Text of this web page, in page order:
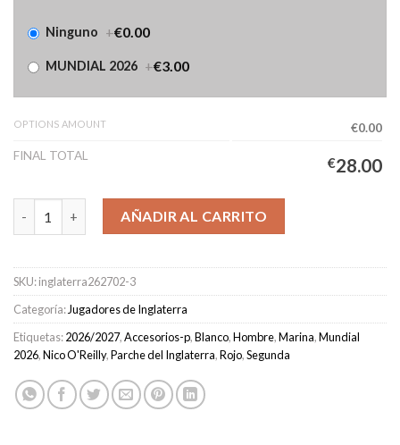
Ninguno +€0.00
MUNDIAL 2026 +€3.00
OPTIONS AMOUNT
€0.00
FINAL TOTAL
€28.00
Camiseta Inglaterra Segunda Equipación Hombre 2026/2027 -
AÑADIR AL CARRITO
SKU:inglaterra262702-3
Categoría:Jugadores de Inglaterra
Etiquetas:2026/2027,Accesorios-p,Blanco,Hombre,Marina,Mundial
2026,Nico O'Reilly,Parche del Inglaterra,Rojo,Segunda